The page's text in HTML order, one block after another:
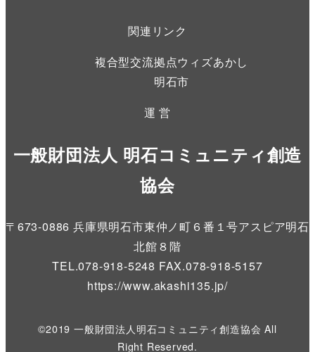
関連リンク
複合型交流拠点ウィズあかし
明石市
運 営
一般財団法人 明石コミュニティ創造
協会
〒673-0886 兵庫県明石市東仲ノ町６番１号アスピア明石
北館８階
TEL.078-918-5248 FAX.078-918-5157
https://www.akashi135.jp/
©2019 一般財団法人明石コミュニティ創造協会 All
Right Reserved.